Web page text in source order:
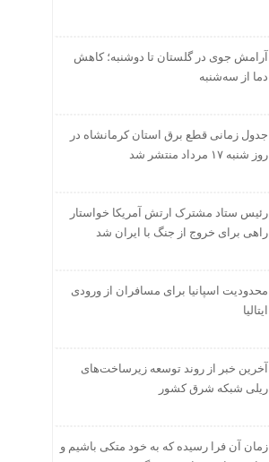
آرامش جوی در گلستان تا دوشنبه؛ کاهش
دما از سه‌شنبه
جدول زمانی قطع برق استان کرمانشاه در
روز شنبه ۱۷ مرداد منتشر شد
رئیس ستاد مشترک ارتش آمریکا خواستار
راهی برای خروج از جنگ با ایران شد
محدودیت اسپانیا برای مسافران از ورودی
ایتالیا
آخرین خبر از روند توسعه زیرساخت‌های
ریلی شبکه شرق کشور
زمان آن فرا رسیده که به خود متکی باشیم و